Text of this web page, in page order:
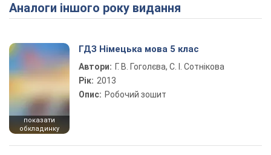
Play Video
Аналоги іншого року видання
показати
обкладинку
ГДЗ Німецька мова 5 клас
Автори: Г. В. Гоголєва, С. І. Сотнікова
Рік: 2013
Опис: Робочий зошит